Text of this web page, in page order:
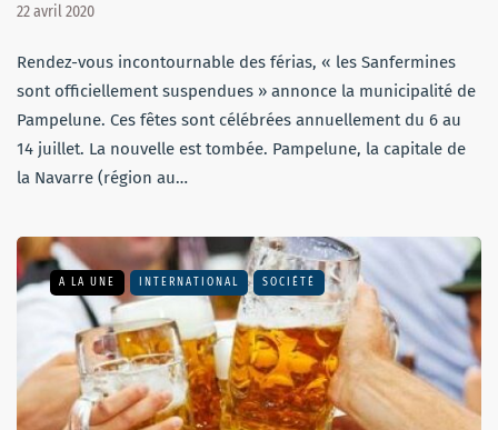
22 avril 2020
Rendez-vous incontournable des férias, « les Sanfermines
sont officiellement suspendues » annonce la municipalité de
Pampelune. Ces fêtes sont célébrées annuellement du 6 au
14 juillet. La nouvelle est tombée. Pampelune, la capitale de
la Navarre (région au…
A LA UNE INTERNATIONAL SOCIÉTÉ